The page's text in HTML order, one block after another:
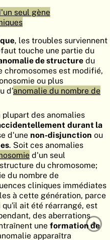
ORGANO
EMBRYOLOGY
RECHERCHER
AIDE
EN
seul gène
, les troubles surviennent
touche une partie du
de structure du
chromosomes est modifié,
ou plus
d'anomalie du nombre de
des anomalies
durant la
d'une non-disjunction ou
. Soit ces anomalies
d'un seul
du chromosome;
du nombre de
cliniques immédiates
à cette génération, parce
ait été réarrangé, est
des aberrations
une formation de
apparaîtra